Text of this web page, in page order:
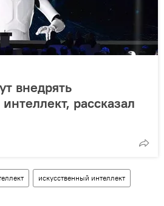
внедрять
рассказал
искусственный интеллект